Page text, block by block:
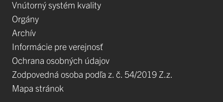
Vnútorný systém kvality
Orgány
Archív
Informácie pre verejnosť
Ochrana osobných údajov
Zodpovedná osoba podľa z. č. 54/2019 Z.z.
Mapa stránok